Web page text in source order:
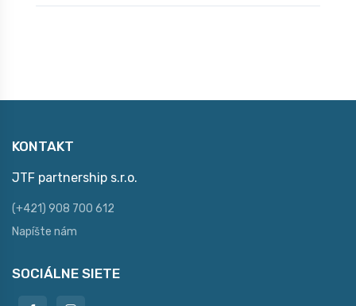
KONTAKT
JTF partnership s.r.o.
(+421) 908 700 612
Napíšte nám
SOCIÁLNE SIETE